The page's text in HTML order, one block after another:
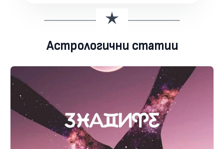
Астрологични статии